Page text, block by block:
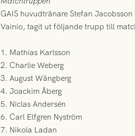
GAIS huvudtränare Stefan
Vainio, tagit ut följande trupp till
1. Mathias Karlsson
2. Charlie Weberg
3. August Wängberg
4. Joackim Åberg
5. Niclas Andersén
6. Carl Elfgren Nyström
7. Nikola Ladan